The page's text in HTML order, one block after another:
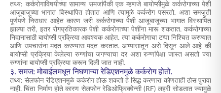
तथ्य: कर्करोगाविषयीच्या सामान्य समजांपैकीएक म्हणजे बायोप्सीमुळे कर्करोगाच्या पेशी
आजूबाजूच्या भागात विस्थापित होतात आणि त्यामुळे कर्करोग पसरतो. अशा समजुती
पूर्णपणे निराधार आहेत कारण जरी कर्करोगाच्या पेशी आजूबाजूच्या भागात विस्थापित
झाल्या तरी, इतर रोगप्रतिकारक पेशी कर्करोगाच्या पेशींना मारू शकतात. कर्करोगाच्या
निदानासाठी बायोप्सी प्रक्रिया आवश्यक आहेत. त्या कर्करोगाचा टप्पा निश्चित करण्यात
आणि उपचारांना मदत करण्यास मदत करतात. अभ्यासातून असे दिसून आले आहे की
बायोप्सी प्रक्रिया केलेल्या रुग्णांचा जगण्याचा दर अशा रुग्णांपेक्षा जास्त असतो ज्या
रुग्णांना बायोप्सी प्रक्रिया करून दिली जात नाही.
३. समज: मोबाईलमधून निघणाऱ्या रेडिएशनमुळे कर्करोग होतो.
तथ्य: सेलफोन रेडिएशनमुळे कर्करोग होऊ शकतो हे सिद्ध करणारा कोणताही ठोस पुरावा
नाही. चिंता निर्माण होते कारण सेलफोन रेडिओफ्रिक्वेन्सी (RF) लहरी सोडतात ज्यामुळे